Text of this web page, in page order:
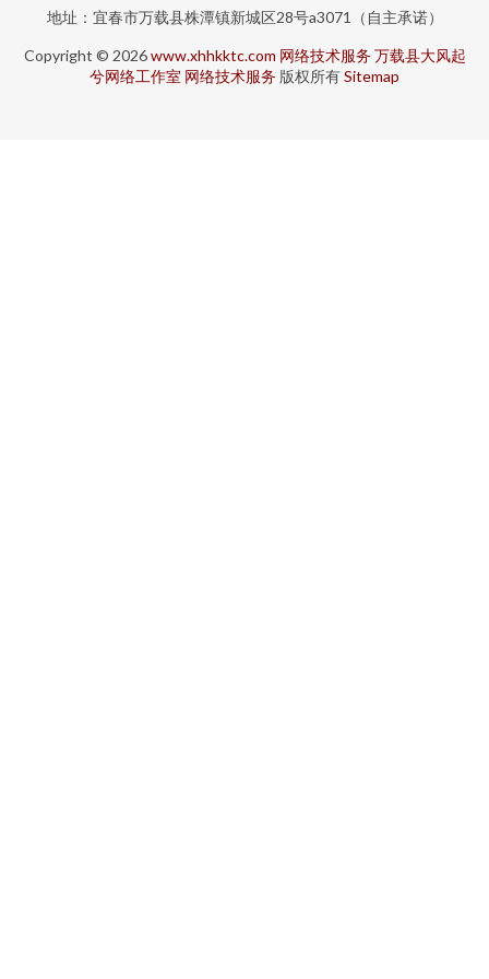
地址：宜春市万载县株潭镇新城区28号a3071（自主承诺）
Copyright © 2026www.xhhkktc.com 网络技术服务 万载县大风起
兮网络工作室 网络技术服务 版权所有Sitemap